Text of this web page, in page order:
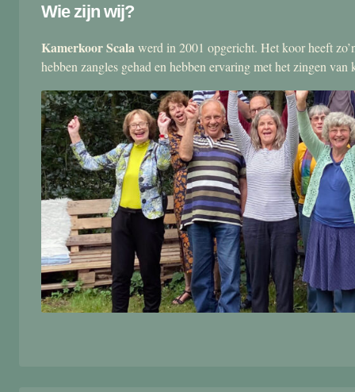
Wie zijn wij?
Kamerkoor Scalawerd in 2001 opgericht. Het koor heeft
hebben zangles gehad en hebben ervaring met het zingen van